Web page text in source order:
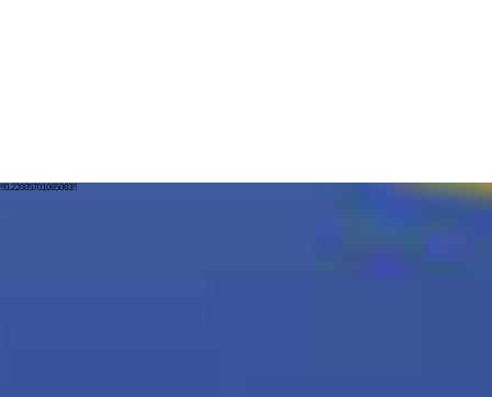
!!0.22005701065063!!